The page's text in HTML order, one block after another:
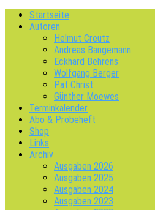
Startseite
Autoren
Helmut Creutz
Andreas Bangemann
Eckhard Behrens
Wolfgang Berger
Pat Christ
Günther Moewes
Terminkalender
Abo & Probeheft
Shop
Links
Archiv
Ausgaben 2026
Ausgaben 2025
Ausgaben 2024
Ausgaben 2023